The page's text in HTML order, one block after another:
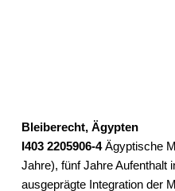
Bleiberecht, Ägypten
I403 2205906-4Ägyptische
Jahre), fünf Jahre Aufenthalt
ausgeprägte Integration der